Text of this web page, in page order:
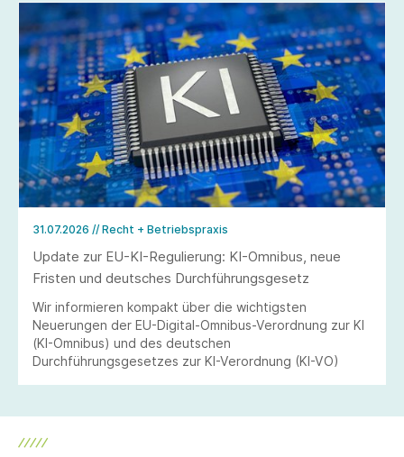
31.07.2026 // Recht + Betriebspraxis
Update zur EU-KI-Regulierung: KI-Omnibus, neue
Fristen und deutsches Durchführungsgesetz
Wir informieren kompakt über die wichtigsten
Neuerungen der EU-Digital-Omnibus-Verordnung zur KI
(KI-Omnibus) und des deutschen
Durchführungsgesetzes zur KI-Verordnung (KI-VO)